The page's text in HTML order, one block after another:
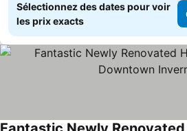
Sélectionnez des dates pour voir
les prix exacts